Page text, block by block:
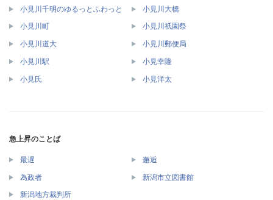
小見川千明のゆるっとふわっと 小見川大橋
小見川町 小見川祇園祭
小見川道大 小見川郵便局
小見川駅 小見幸隆
小見氏 小見洋太
急上昇のことば
最遅 邂逅
為政者 新潟市立図書館
新潟地方裁判所